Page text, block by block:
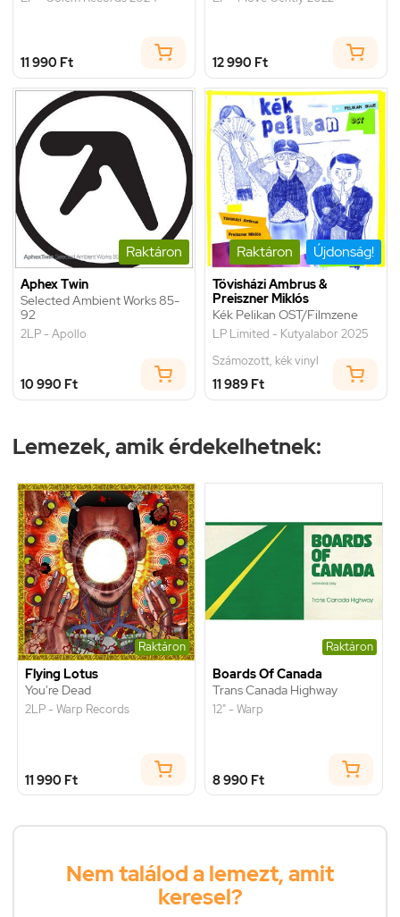
11 990 Ft 12 990 Ft
Raktáron
Aphex Twin
Selected Ambient Works 85-
92
2LP - Apollo
10 990 Ft
Raktáron Újdonság!
Tövisházi Ambrus &
Preiszner Miklós
Kék Pelikan OST/Filmzene
LP Limited - Kutyalabor 2025
Számozott, kék vinyl
11 989 Ft
Lemezek, amik érdekelhetnek:
Raktáron
Flying Lotus
You're Dead
2LP - Warp Records
11 990 Ft
Raktáron
Boards Of Canada
Trans Canada Highway
12" - Warp
8 990 Ft
Nem találod a lemezt, amit
keresel?